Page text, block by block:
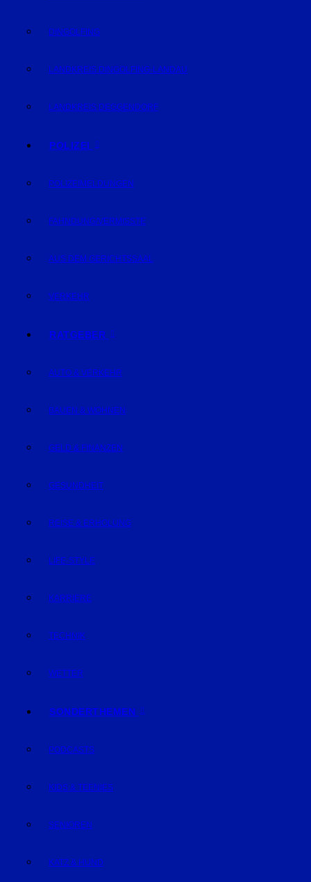
DINGOLFING
LANDKREIS DINGOLFING-LANDAU
LANDKREIS DEGGENDORF
POLIZEI
POLIZEIMELDUNGEN
FAHNDUNG/VERMISSTE
AUS DEM GERICHTSSAAL
VERKEHR
RATGEBER
AUTO & VERKEHR
BAUEN & WOHNEN
GELD & FINANZEN
GESUNDHEIT
REISE & ERHOLUNG
LIFE-STYLE
KARRIERE
TECHNIK
WETTER
SONDERTHEMEN
PODCASTS
KIDS & TEENIES
SENIOREN
KATZ & HUND